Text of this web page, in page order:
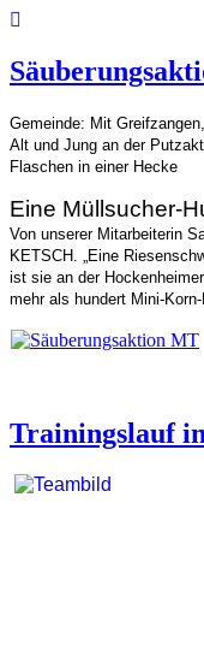
Gemeinde: Mit
Alt und Jung an der
Flaschen in einer Hecke
Eine Müllsucher-
Von unserer Mitarbeiterin
KETSCH. „Eine
ist sie an der
mehr als hundert Mini-
Trainingslauf